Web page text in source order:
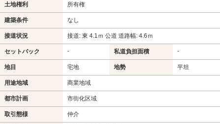
土地権利 所有権
建築条件 なし
接道状況 接道: 東 4.1ｍ 公道 道路幅: 4.6ｍ
セットバック - 私道負担面積 -
地目 宅地 地勢 平坦
用途地域 商業地域
都市計画 市街化区域
取引態様 仲介